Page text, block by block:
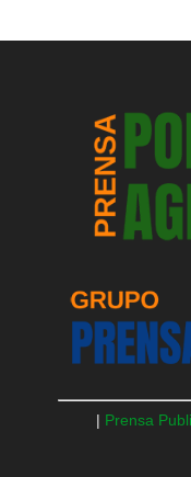
| Prensa